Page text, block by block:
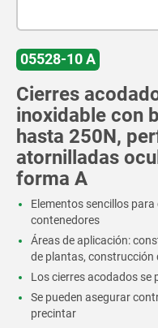
05528-10 A
Cierres
inoxidable con
hasta 250N,
atornilladas
forma A
Elementos sencillos
contenedores
Áreas de aplicación:
de plantas, construcción
Los cierres acodados se
Se pueden asegurar
precintar